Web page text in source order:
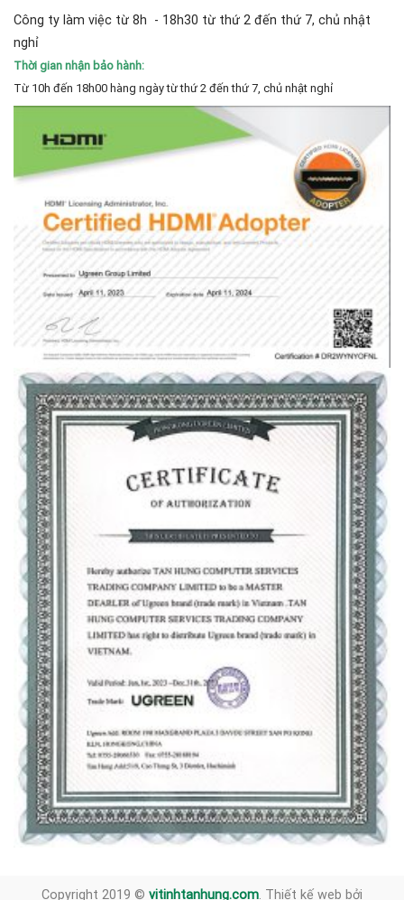
Công ty làm việc từ 8h - 18h30 từ thứ 2 đến thứ 7, chủ nhật
nghỉ
Thời gian nhận bảo hành:
Từ 10h đến 18h00 hàng ngày từ thứ 2 đến thứ 7, chủ nhật nghỉ
Copyright 2019 © vitinhtanhung.com. Thiết kế web bởi